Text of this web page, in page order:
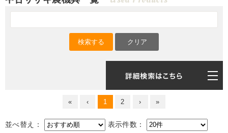
« ‹ 1 2 › »
並べ替え： 表示件数：